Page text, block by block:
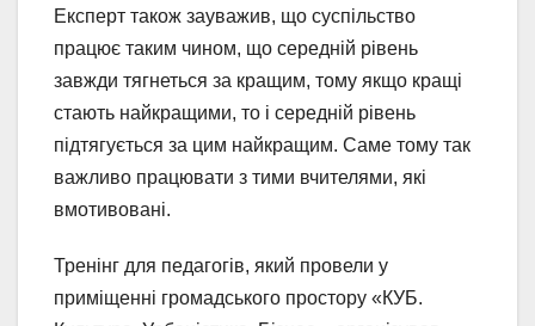
Експерт також зауважив, що суспільство
працює таким чином, що середній рівень
завжди тягнеться за кращим, тому якщо кращі
стають найкращими, то і середній рівень
підтягується за цим найкращим. Саме тому так
важливо працювати з тими вчителями, які
вмотивовані.
Тренінг для педагогів, який провели у
приміщенні громадського простору «КУБ.